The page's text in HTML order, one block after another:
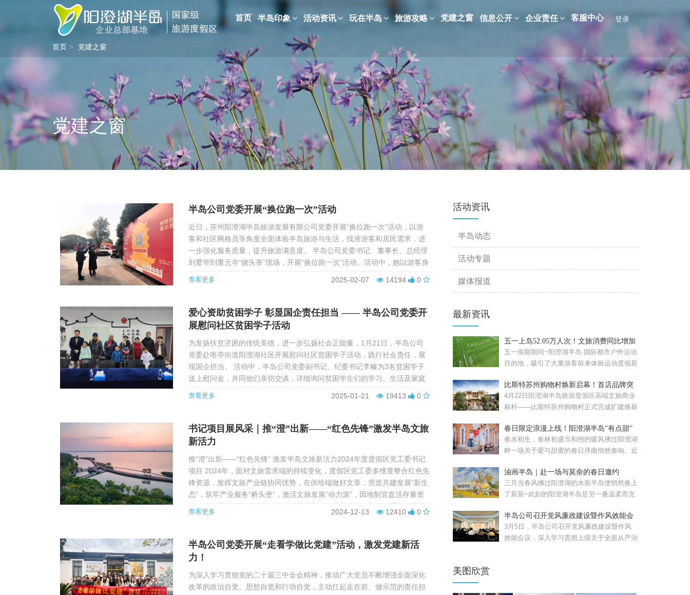
登录
首页 半岛印象 活动资讯 玩在半岛 旅游攻略 党建之窗 信息公开 企业责任 客服中心
首页 党建之窗
党建之窗
半岛公司党委开展“换位跑一次”活动
近日，苏州阳澄湖半岛旅游发展有限公司党委开展“换位跑一次”活动，以游
客和社区网格员等角度全面体验半岛旅游与生活，找准游客和居民需求，进
一步强化服务质量，提升旅游满意度。 半岛公司党委书记、董事长、总经理
刘爱华到重元寺“烧头香”现场，开展“换位跑一次”活动。活动中，她以游客身
查看更多 2025-02-07 14194 0
爱心资助贫困学子 彰显国企责任担当 —— 半岛公司党委开
展慰问社区贫困学子活动
为发扬扶贫济困的传统美德，进一步弘扬社会正能量，1月21日，半岛公司
党委赴唯亭街道阳澄湖社区开展慰问社区贫困学子活动，践行社会责任，展
现国企担当。 活动中，半岛公司党委副书记、纪委书记李榛为3名贫困学子
送上慰问金，并同他们亲切交谈，详细询问贫困学生们的学习、生活及家庭
查看更多 2025-01-21 19413 0
书记项目展风采｜推“澄”出新——“红色先锋”激发半岛文旅
新活力
推“澄”出新——“红色先锋” 激发半岛文旅新活力2024年度度假区党工委书记
项目 2024年，面对文旅需求端的持续变化，度假区党工委多维度整合红色先
锋资源，发挥文旅产业链协同优势，在供给端做好文章，营造共建发展“新生
态”，筑牢产业服务“桥头堡”，激活文旅发展“动力源”，因地制宜盘活存量资
查看更多 2024-12-13 12410 0
半岛公司党委开展“走看学做比党建”活动，激发党建新活
力！
为深入学习贯彻党的二十届三中全会精神，推动广大党员不断增强全面深化
改革的政治自觉、思想自觉和行动自觉，主动扛起走在前、做示范的责任担
活动资讯
半岛动态
活动专题
媒体报道
最新资讯
五一上岛52.05万人次！文旅消费同比增加
57.08%！
五一假期期间~阳澄湖半岛·国际都市户外运动
目的地，吸引了大量游客前来体验运动度假新
比斯特苏州购物村焕新启幕！首店品牌突
破120家
4月22日阳澄湖半岛旅游度假区高端文旅商业
标杆——比斯特苏州购物村正式完成扩建焕新
春日限定浪漫上线！阳澄湖半岛“有点甜”
春水初生，春林初盛当和煦的暖风拂过阳澄湖
畔一场关于爱与甜蜜的春日序曲悄然奏响。近
油画半岛｜赴一场与莫奈的春日邀约
三月当春风拂过阳澄湖的水面半岛便悄然换上
了新装~此刻的阳澄湖半岛是另一番温柔而充
半岛公司召开党风廉政建设暨作风效能会
议
3月5日，半岛公司召开党风廉政建设暨作风
效能会议，深入学习贯彻上级关于全面从严治
美图欣赏